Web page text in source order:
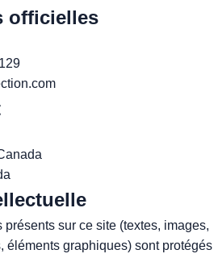
officielles
présents sur ce site (textes, images,
éléments graphiques) sont protégés